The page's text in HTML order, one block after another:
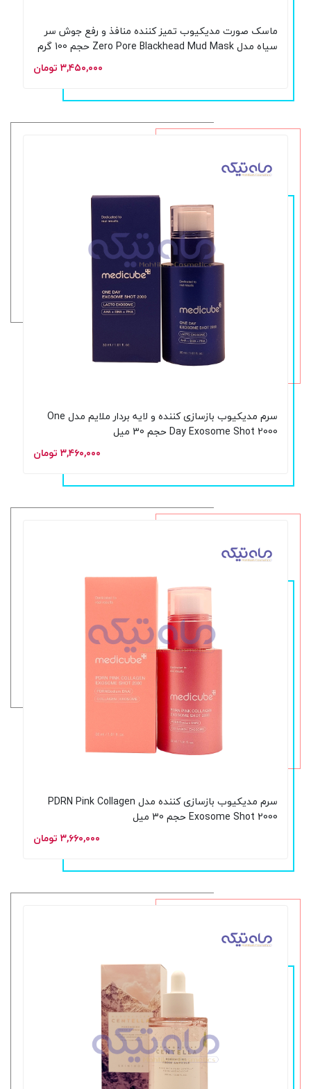
ماسک صورت مدیکیوب تمیز کننده منافذ و رفع جوش سر
سیاه مدل Zero Pore Blackhead Mud Mask حجم 100 گرم
۳,۴۵۰,۰۰۰ تومان
سرم مدیکیوب بازسازی کننده و لایه بردار ملایم مدل One
Day Exosome Shot 2000 حجم 30 میل
۳,۴۶۰,۰۰۰ تومان
سرم مدیکیوب بازسازی کننده مدل PDRN Pink Collagen
Exosome Shot 2000 حجم 30 میل
۳,۶۶۰,۰۰۰ تومان